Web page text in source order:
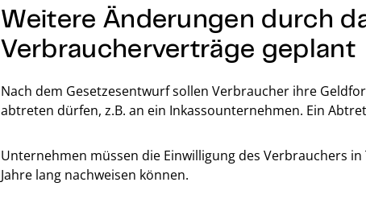
Weitere Änderungen durch
Verbraucherverträge geplant
Nach dem Gesetzesentwurf sollen Verbraucher ihre
abtreten dürfen, z.B. an ein Inkassounternehmen. Ein
Unternehmen müssen die Einwilligung des Verbrauchers
Jahre lang nachweisen können.